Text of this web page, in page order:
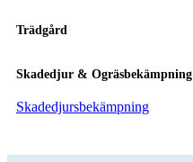
Trädgård
Skadedjur & Ogräsbekämpning
Skadedjursbekämpning